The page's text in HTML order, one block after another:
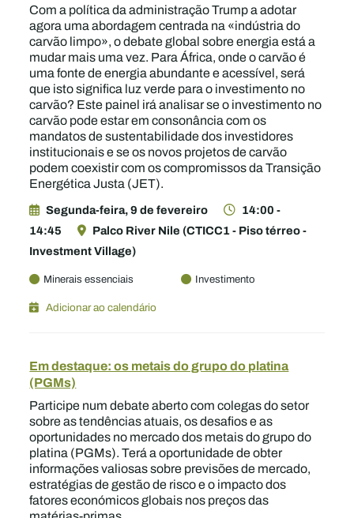
Com a política da administração Trump a adotar
agora uma abordagem centrada na «indústria do
carvão limpo», o debate global sobre energia está a
mudar mais uma vez. Para África, onde o carvão é
uma fonte de energia abundante e acessível, será
que isto significa luz verde para o investimento no
carvão? Este painel irá analisar se o investimento no
carvão pode estar em consonância com os
mandatos de sustentabilidade dos investidores
institucionais e se os novos projetos de carvão
podem coexistir com os compromissos da Transição
Energética Justa (JET).
Segunda-feira, 9 de fevereiro
14:00 -
14:45
Palco River Nile (CTICC1 - Piso térreo -
Investment Village)
Minerais essenciais Investimento
Adicionar ao calendário
Em destaque: os metais do grupo do platina
(PGMs)
Participe num debate aberto com colegas do setor
sobre as tendências atuais, os desafios e as
oportunidades no mercado dos metais do grupo do
platina (PGMs). Terá a oportunidade de obter
informações valiosas sobre previsões de mercado,
estratégias de gestão de risco e o impacto dos
fatores económicos globais nos preços das